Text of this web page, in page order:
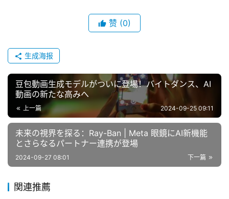
赞 (0)
生成海报
豆包動画生成モデルがついに登場！バイトダンス、AI
動画の新たな高みへ
上一篇 2024-09-25 09:11
未来の視界を探る：Ray-Ban | Meta 眼鏡にAI新機能
とさらなるパートナー連携が登場
下一篇
2024-09-27 08:01
関連推薦